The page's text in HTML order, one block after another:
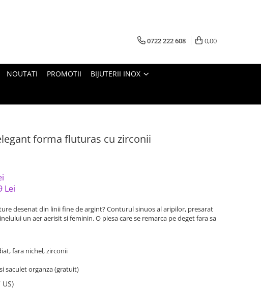
0722 222 608 0,00
NOUTATI PROMOTII BIJUTERII INOX
forma fluturas cu zirconii
Lei
desenat din linii fine de argint? Conturul sinuos al aripilor, presarat
un aer aerisit si feminin. O piesa care se remarca pe deget fara sa
fara nichel, zirconii
saculet organza (gratuit)